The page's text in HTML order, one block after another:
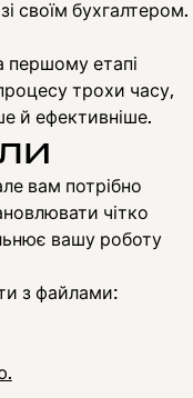
своїм бухгалтером.
першому етапі
трохи часу,
й ефективніше.
вам потрібно
чітко
вашу роботу
з файлами: